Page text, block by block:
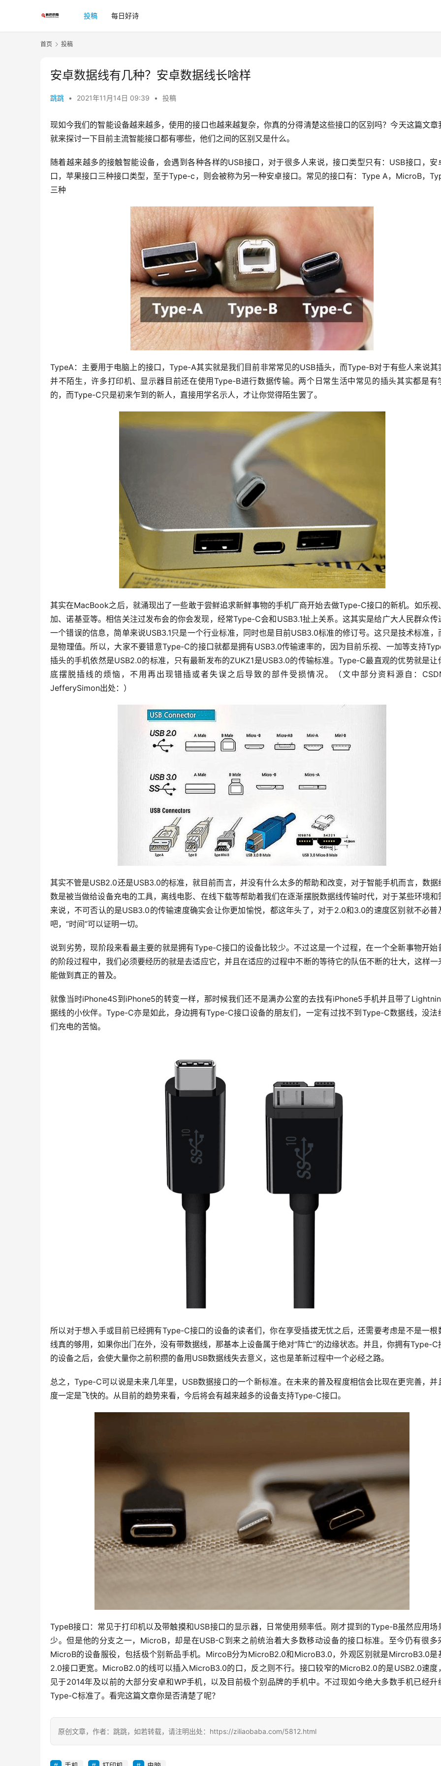
投稿 每日好诗
首页 投稿
安卓数据线有几种？安卓数据线长啥样
跳跳 • 2021年11月14日 09:39 • 投稿
现如今我们的智能设备越来越多，使用的接口也越来越复杂，你真的分得清楚这些接口的区别吗？今天这篇文章
就来探讨一下目前主流智能接口都有哪些，他们之间的区别又是什么。
随着越来越多的接触智能设备，会遇到各种各样的USB接口，对于很多人来说，接口类型只有：USB接口，安
口，苹果接口三种接口类型，至于Type-c，则会被称为另一种安卓接口。常见的接口有：Type A，MicroB，
三种
TypeA：主要用于电脑上的接口，Type-A其实就是我们目前非常常见的USB插头，而Type-B对于有些人来说其
并不陌生，许多打印机、显示器目前还在使用Type-B进行数据传输。两个日常生活中常见的插头其实都是有
的，而Type-C只是初来乍到的新人，直接用学名示人，才让你觉得陌生罢了。
其实在MacBook之后，就涌现出了一些敢于尝鲜追求新鲜事物的手机厂商开始去做Type-C接口的新机。如乐视
加、诺基亚等。相信关注过发布会的你会发现，经常Type-C会和USB3.1扯上关系。这其实是给广大人民群众传
一个错误的信息，简单来说USB3.1只是一个行业标准，同时也是目前USB3.0标准的修订号。这只是技术标准，
是物理值。所以，大家不要错意Type-C的接口就都是拥有USB3.0传输速率的，因为目前乐视、一加等支持
插头的手机依然是USB2.0的标准，只有最新发布的ZUKZ1是USB3.0的传输标准。Type-C最直观的优势就是让
底摆脱插线的烦恼，不用再出现错插或者失误之后导致的部件受损情况。（文中部分资料源自：
JefferySimon出处：）
其实不管是USB2.0还是USB3.0的标准，就目前而言，并没有什么太多的帮助和改变，对于智能手机而言，数据
数是被当做给设备充电的工具，离线电影、在线下载等帮助着我们在逐渐摆脱数据线传输时代，对于某些环境和
来说，不可否认的是USB3.0的传输速度确实会让你更加愉悦，都这年头了，对于2.0和3.0的速度区别就不必普
吧，“时间”可以证明一切。
说到劣势，现阶段来看最主要的就是拥有Type-C接口的设备比较少。不过这是一个过程，在一个全新事物开始
的阶段过程中，我们必须要经历的就是去适应它，并且在适应的过程中不断的等待它的队伍不断的壮大，这样一
能做到真正的普及。
就像当时iPhone4S到iPhone5的转变一样，那时候我们还不是满办公室的去找有iPhone5手机并且带了
据线的小伙伴。Type-C亦是如此，身边拥有Type-C接口设备的朋友们，一定有过找不到Type-C数据线，没法
们充电的苦恼。
所以对于想入手或目前已经拥有Type-C接口的设备的读者们，你在享受插拔无忧之后，还需要考虑是不是一根
线真的够用，如果你出门在外，没有带数据线，那基本上设备属于绝对“阵亡”的边缘状态。并且，你拥有Type-C
的设备之后，会使大量你之前积攒的备用USB数据线失去意义，这也是革新过程中一个必经之路。
总之，Type-C可以说是未来几年里，USB数据接口的一个新标准。在未来的普及程度相信会比现在更完善，并
度一定是飞快的。从目前的趋势来看，今后将会有越来越多的设备支持Type-C接口。
TypeB接口：常见于打印机以及带触摸和USB接口的显示器，日常使用频率低。刚才提到的Type-B虽然应用场
少。但是他的分支之一，MicroB，却是在USB-C到来之前统治着大多数移动设备的接口标准。至今仍有很多
MicroB的设备服役，包括极个别新品手机。MircoB分为MicroB2.0和MicroB3.0，外观区别就是MircroB3.0是
2.0接口更宽。MicroB2.0的线可以插入MicroB3.0的口，反之则不行。接口较窄的MicroB2.0的是USB2.0速度
见于2014年及以前的大部分安卓和WP手机，以及目前极个别品牌的手机中。不过现如今绝大多数手机已经升
Type-C标准了。看完这篇文章你是否清楚了呢？
原创文章，作者：跳跳，如若转载，请注明出处：https://ziliaobaba.com/5812.html